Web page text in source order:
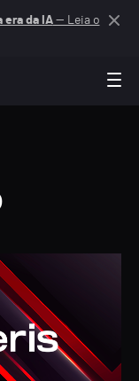
era da IA— Leia o